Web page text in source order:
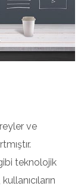
ve
teknolojik